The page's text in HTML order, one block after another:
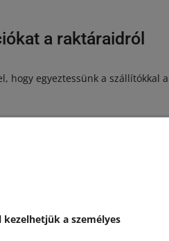
a személyes
a raktáraidról
hogy egyeztessünk a szállítókkal